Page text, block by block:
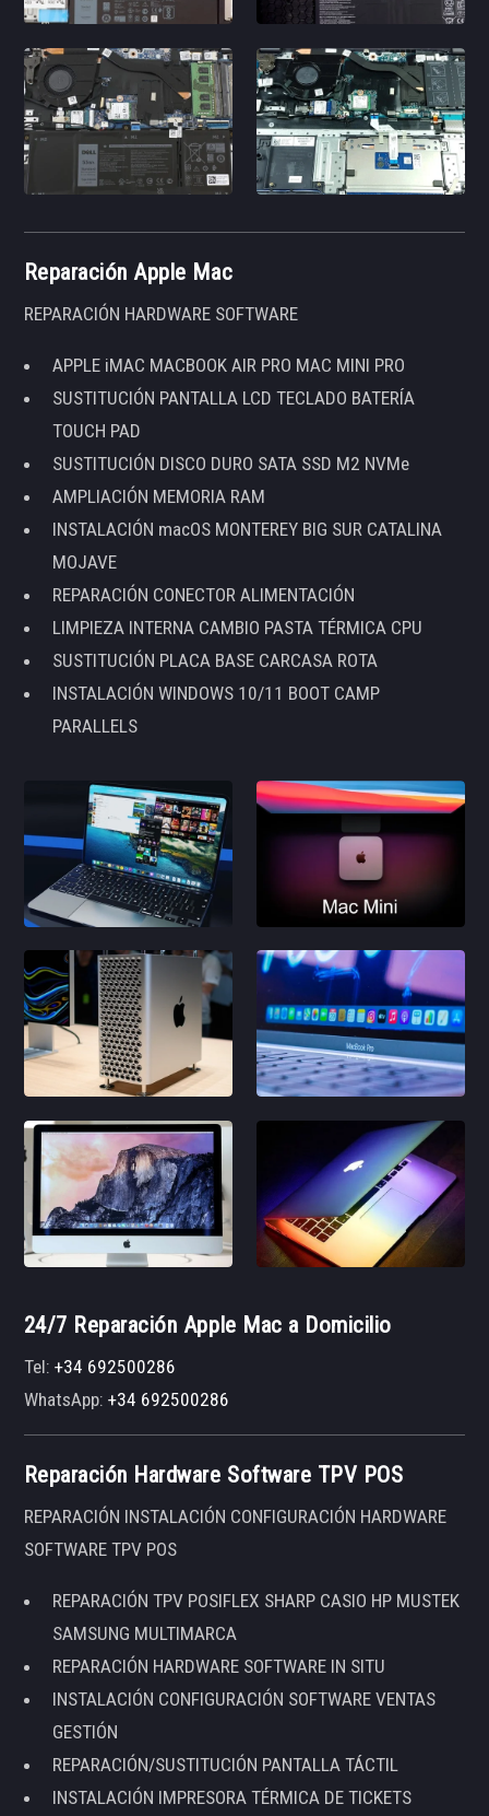
Reparación Apple Mac
REPARACIÓN HARDWARE SOFTWARE
APPLE iMAC MACBOOK AIR PRO MAC MINI PRO
SUSTITUCIÓN PANTALLA LCD TECLADO BATERÍA
TOUCH PAD
SUSTITUCIÓN DISCO DURO SATA SSD M2 NVMe
AMPLIACIÓN MEMORIA RAM
INSTALACIÓN macOS MONTEREY BIG SUR CATALINA
MOJAVE
REPARACIÓN CONECTOR ALIMENTACIÓN
LIMPIEZA INTERNA CAMBIO PASTA TÉRMICA CPU
SUSTITUCIÓN PLACA BASE CARCASA ROTA
INSTALACIÓN WINDOWS 10/11 BOOT CAMP
PARALLELS
24/7 Reparación Apple Mac a Domicilio
Tel:+34 692500286
WhatsApp:+34 692500286
Reparación Hardware Software TPV POS
REPARACIÓN INSTALACIÓN CONFIGURACIÓN HARDWARE
SOFTWARE TPV POS
REPARACIÓN TPV POSIFLEX SHARP CASIO HP MUSTEK
SAMSUNG MULTIMARCA
REPARACIÓN HARDWARE SOFTWARE IN SITU
INSTALACIÓN CONFIGURACIÓN SOFTWARE VENTAS
GESTIÓN
REPARACIÓN/SUSTITUCIÓN PANTALLA TÁCTIL
INSTALACIÓN IMPRESORA TÉRMICA DE TICKETS